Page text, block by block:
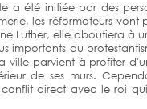
été initiée par des
les réformateurs
Luther, elle aboutiera à
importants du
ville parvient à profiter
de ses murs.
direct avec le roi